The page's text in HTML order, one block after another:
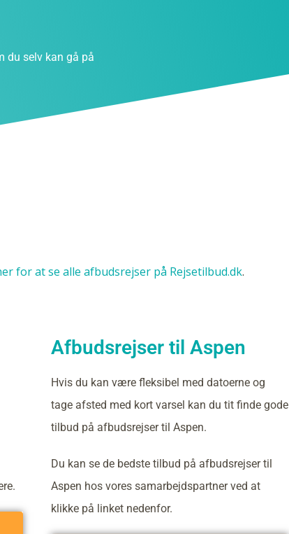
du selv kan gå på
for at se alle afbudsrejser på Rejsetilbud.dk.
Afbudsrejser til Aspen
Hvis du kan være fleksibel med datoerne og
tage afsted med kort varsel kan du tit finde gode
tilbud på afbudsrejser til Aspen.
Du kan se de bedste tilbud på afbudsrejser til
Aspen hos vores samarbejdspartner ved at
klikke på linket nedenfor.